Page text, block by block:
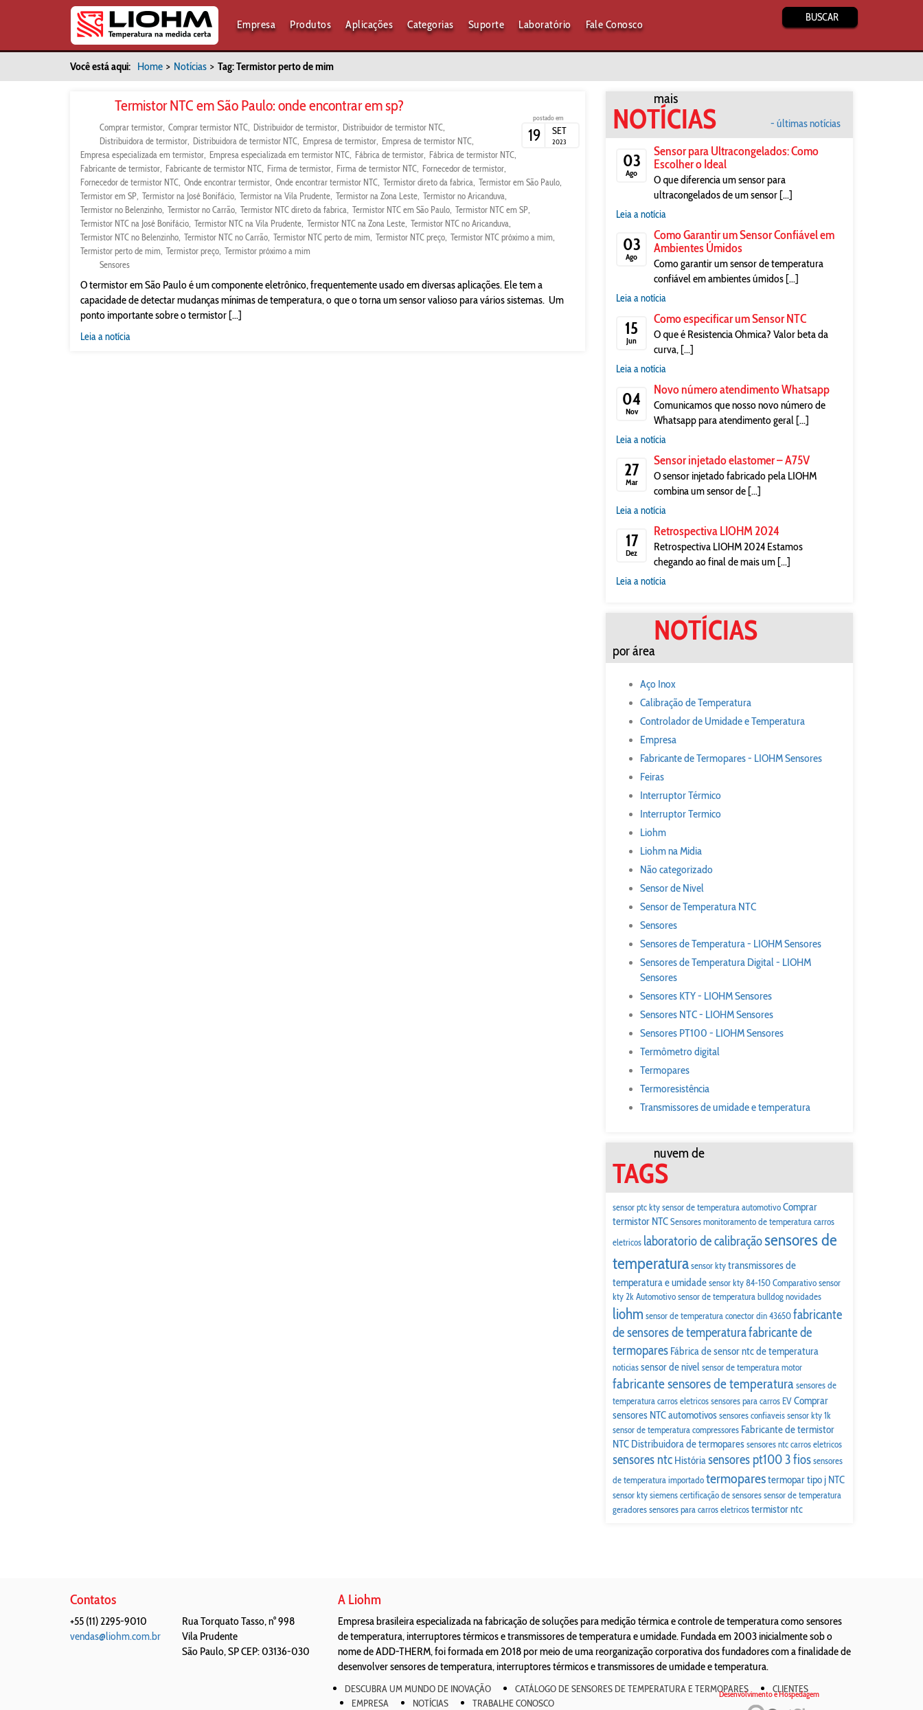
BUSCAR
Empresa Produtos Aplicações Categorias Suporte Laboratório Fale Conosco
Você está aqui: Home > Notícias > Tag: Termistor perto de mim
Termistor NTC em São Paulo: onde encontrar em sp?
postado em
19 SET
2023
Comprar termistor Comprar termistor NTC Distribuidor de termistor Distribuidor de termistor NTC
Distribuidora de termistor Distribuidora de termistor NTC Empresa de termistor Empresa de termistor NTC
Empresa especializada em termistor Empresa especializada em termistor NTC Fábrica de termistor Fábrica de termistor NTC
Fabricante de termistor Fabricante de termistor NTC Firma de termistor Firma de termistor NTC Fornecedor de termistor
Fornecedor de termistor NTC Onde encontrar termistor Onde encontrar termistor NTC Termistor direto da fabrica Termistor em São Paulo
Termistor em SP Termistor na José Bonifácio Termistor na Vila Prudente Termistor na Zona Leste Termistor no Aricanduva
Termistor no Belenzinho Termistor no Carrão Termistor NTC direto da fabrica Termistor NTC em São Paulo Termistor NTC em SP
Termistor NTC na José Bonifácio Termistor NTC na Vila Prudente Termistor NTC na Zona Leste Termistor NTC no Aricanduva
Termistor NTC no Belenzinho Termistor NTC no Carrão Termistor NTC perto de mim Termistor NTC preço Termistor NTC próximo a mim
Termistor perto de mim Termistor preço Termistor próximo a mim
Sensores
O termistor em São Paulo é um componente eletrônico, frequentemente usado em diversas aplicações. Ele tem a
capacidade de detectar mudanças mínimas de temperatura, o que o torna um sensor valioso para vários sistemas. Um
ponto importante sobre o termistor [...]
Leia a notícia
mais
NOTÍCIAS - últimas notícias
03
Ago
Sensor para Ultracongelados: Como
Escolher o Ideal
O que diferencia um sensor para
ultracongelados de um sensor [...]
Leia a notícia
03
Ago
Como Garantir um Sensor Confiável em
Ambientes Úmidos
Como garantir um sensor de temperatura
confiável em ambientes úmidos [...]
Leia a notícia
15
Jun
Como especificar um Sensor NTC
O que é Resistencia Ohmica? Valor beta da
curva, [...]
Leia a notícia
04
Nov
Novo número atendimento Whatsapp
Comunicamos que nosso novo número de
Whatsapp para atendimento geral [...]
Leia a notícia
27
Mar
Sensor injetado elastomer – A75V
O sensor injetado fabricado pela LIOHM
combina um sensor de [...]
Leia a notícia
17
Dez
Retrospectiva LIOHM 2024
Retrospectiva LIOHM 2024 Estamos
chegando ao final de mais um [...]
Leia a notícia
NOTÍCIAS
por área
Aço Inox
Calibração de Temperatura
Controlador de Umidade e Temperatura
Empresa
Fabricante de Termopares - LIOHM Sensores
Feiras
Interruptor Térmico
Interruptor Termico
Liohm
Liohm na Midia
Não categorizado
Sensor de Nivel
Sensor de Temperatura NTC
Sensores
Sensores de Temperatura - LIOHM Sensores
Sensores de Temperatura Digital - LIOHM
Sensores
Sensores KTY - LIOHM Sensores
Sensores NTC - LIOHM Sensores
Sensores PT100 - LIOHM Sensores
Termômetro digital
Termopares
Termoresistência
Transmissores de umidade e temperatura
nuvem de
TAGS
sensor ptc ktysensor de temperatura automotivoComprar
termistor NTCSensoresmonitoramento de temperatura carros
eletricos laboratorio de calibraçãosensores de
temperaturasensor ktytransmissores de
temperatura e umidadesensor kty 84-150Comparativosensor
kty 2k Automotivosensor de temperatura bulldognovidades
liohm sensor de temperatura conector din 43650fabricante
de sensores de temperaturafabricante de
termopares Fábrica de sensor ntc de temperatura
noticiassensor de nivel sensor de temperatura motor
fabricante sensores de temperatura sensores de
temperatura carros eletricossensores para carros EVComprar
sensores NTC automotivossensores confiaveissensor kty 1k
sensor de temperatura compressores Fabricante de termistor
NTC Distribuidora de termoparessensores ntc carros eletricos
sensores ntc Históriasensores pt100 3 fiossensores
de temperatura importadotermoparestermopar tipo j NTC
sensor kty siemenscertificação de sensoressensor de temperatura
geradoressensores para carros eletricostermistor ntc
Contatos
+55 (11) 2295-9010
vendas@liohm.com.br
Rua Torquato Tasso, n° 998
Vila Prudente
São Paulo,SPCEP: 03136-030
A Liohm
Empresa brasileira especializada na fabricação de soluções para medição térmica e controle de temperatura como sensores
de temperatura, interruptores térmicos e transmissores de temperatura e umidade. Fundada em 2003 inicialmente sob o
nome de ADD-THERM, foi formada em 2018 por meio de uma reorganização corporativa dos fundadores com a finalidade de
desenvolver sensores de temperatura, interruptores térmicos e transmissores de umidade e temperatura.
DESCUBRA UM MUNDO DE INOVAÇÃO CATÁLOGO DE SENSORES DE TEMPERATURA E TERMOPARES
CLIENTES
EMPRESA
NOTÍCIAS TRABALHE CONOSCO
Desenvolvimento e Hospedagem